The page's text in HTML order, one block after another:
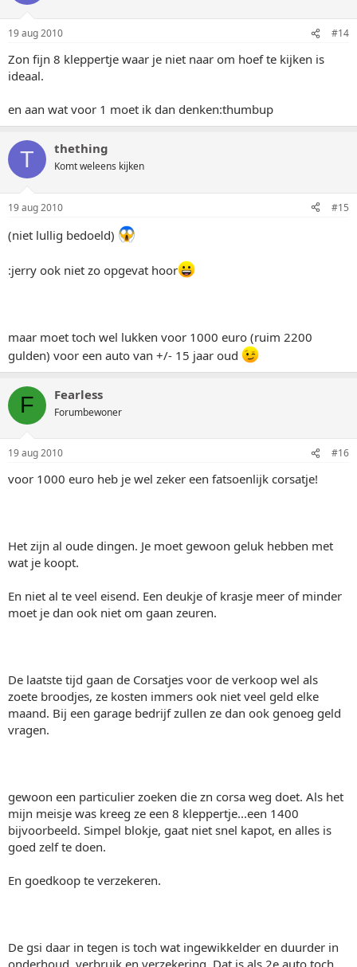
19 aug 2010 #14
Zon fijn 8 kleppertje waar je niet naar om hoef te kijken is
ideaal.
en aan wat voor 1 moet ik dan denken:thumbup
T thething
Komt weleens kijken
19 aug 2010 #15
(niet lullig bedoeld)
:jerry ook niet zo opgevat hoor
maar moet toch wel lukken voor 1000 euro (ruim 2200
gulden) voor een auto van +/- 15 jaar oud
F Fearless
Forumbewoner
19 aug 2010 #16
voor 1000 euro heb je wel zeker een fatsoenlijk corsatje!
Het zijn al oude dingen. Je moet gewoon geluk hebben met
wat je koopt.
En niet al te veel eisend. Een deukje of krasje meer of minder
moet je dan ook niet om gaan zeuren.
De laatste tijd gaan de Corsatjes voor de verkoop wel als
zoete broodjes, ze kosten immers ook niet veel geld elke
maand. Bij een garage bedrijf zullen ze dan ook genoeg geld
vragen.
gewoon een particulier zoeken die zn corsa weg doet. Als het
mijn meisje was kreeg ze een 8 kleppertje...een 1400
bijvoorbeeld. Simpel blokje, gaat niet snel kapot, en alles is
goed zelf te doen.
En goedkoop te verzekeren.
De gsi daar in tegen is toch wat ingewikkelder en duurder in
onderhoud, verbruik en verzekering. Dat is als 2e auto toch